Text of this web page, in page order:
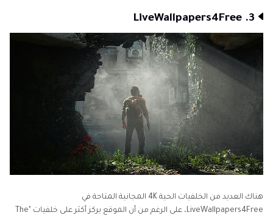
3. LiveWallpapers4Free
هناك العديد من الخلفيات الحية 4K المجانية المتاحة في
LiveWallpapers4Free، على الرغم من أن الموقع يركز أكثر على خلفيات "The